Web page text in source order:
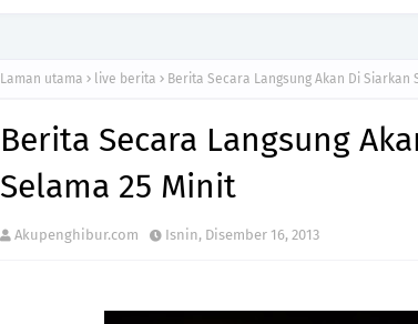
Laman utama live berita Berita Secara Langsung Akan Di Siarkan
Berita Secara Langsung
Selama 25 Minit
Akupenghibur.com Isnin, Disember 16, 2013